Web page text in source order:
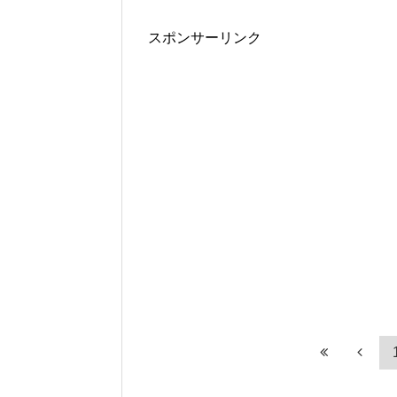
スポンサーリンク